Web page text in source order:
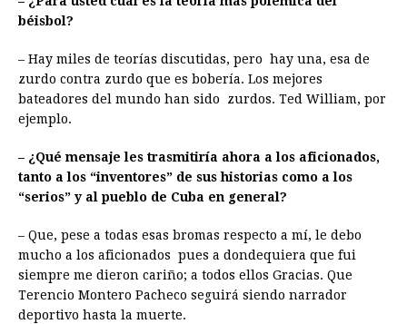
béisbol?
– Hay miles de teorías discutidas, pero hay una, esa de
zurdo contra zurdo que es bobería. Los mejores
bateadores del mundo han sido zurdos. Ted William, por
ejemplo.
– ¿Qué mensaje les trasmitiría ahora a los aficionados,
tanto a los “inventores” de sus historias como a los
“serios” y al pueblo de Cuba en general?
– Que, pese a todas esas bromas respecto a mí, le debo
mucho a los aficionados pues a dondequiera que fui
siempre me dieron cariño; a todos ellos Gracias. Que
Terencio Montero Pacheco seguirá siendo narrador
deportivo hasta la muerte.